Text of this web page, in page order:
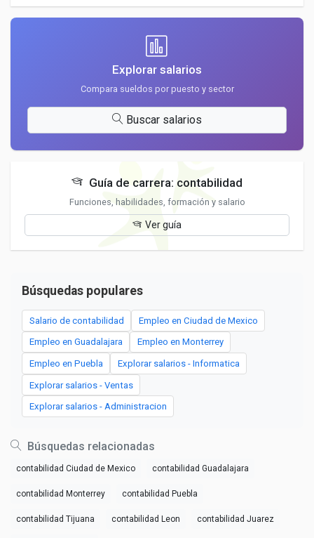
Explorar salarios
Compara sueldos por puesto y sector
Buscar salarios
Guía de carrera: contabilidad
Funciones, habilidades, formación y salario
Ver guía
Búsquedas populares
Salario de contabilidad Empleo en Ciudad de Mexico
Empleo en Guadalajara Empleo en Monterrey
Empleo en Puebla Explorar salarios - Informatica
Explorar salarios - Ventas
Explorar salarios - Administracion
Búsquedas relacionadas
contabilidad Ciudad de Mexico contabilidad Guadalajara
contabilidad Monterrey contabilidad Puebla
contabilidad Tijuana contabilidad Leon contabilidad Juarez